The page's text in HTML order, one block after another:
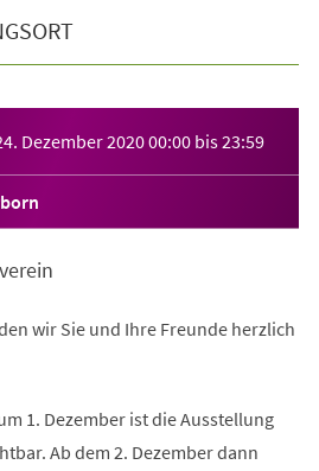
Dezember 202000:00 bis23:59
wir Sie und Ihre Freunde herzlich
1. Dezember ist die Ausstellung
Ab dem 2. Dezember dann